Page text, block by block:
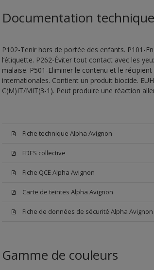
Documentation
P102-Tenir hors de portée des enfants. P101-
l’étiquette. P262-Éviter tout contact avec les
malaise. P501-Eliminer le contenu et le
internationales. Contient un produit biocide.
C(M)IT/MIT(3-1). Peut produire une réaction
Fiche technique Alpha Avignon
FDES collective
Fiche QCE Alpha Avignon
Carte de teintes Alpha Avignon
Fiche de données de sécurité Alpha Avignon
Gamme de couleurs